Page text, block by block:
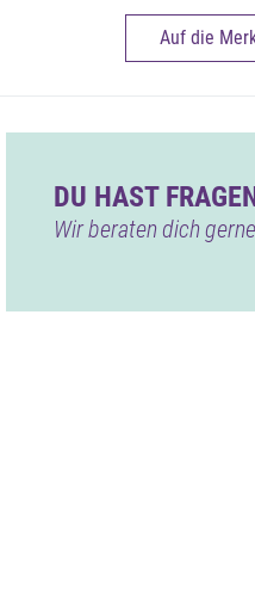
Auf die
DU HAST
Wir beraten dich